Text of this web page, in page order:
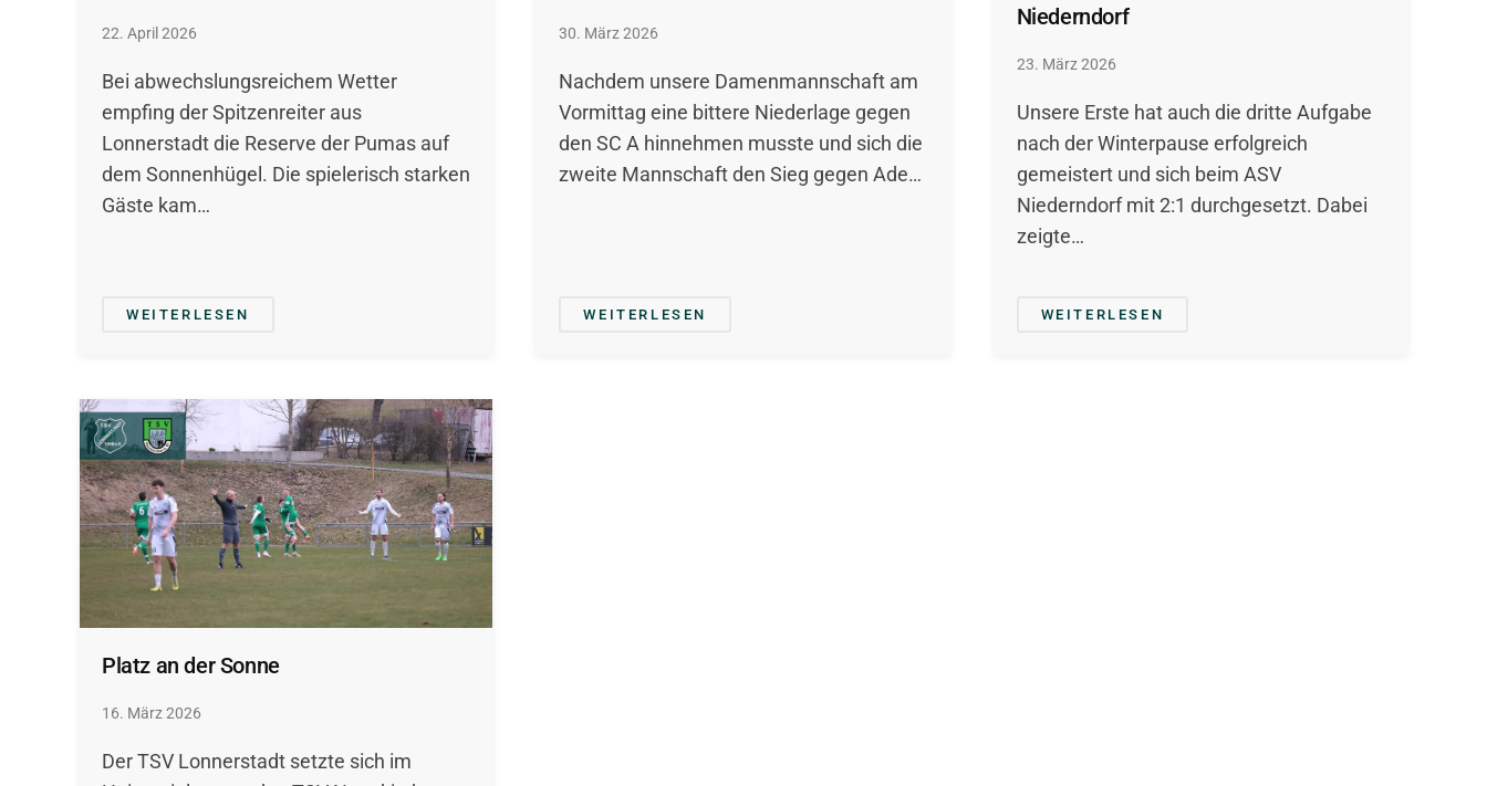
22. April 2026
Bei abwechslungsreichem Wetter
empfing der Spitzenreiter aus
Lonnerstadt die Reserve der Pumas auf
dem Sonnenhügel. Die spielerisch starken
Gäste kam…
WEITERLESEN
30. März 2026
Nachdem unsere Damenmannschaft am
Vormittag eine bittere Niederlage gegen
den SC A hinnehmen musste und sich die
zweite Mannschaft den Sieg gegen Ade…
WEITERLESEN
Niederndorf
23. März 2026
Unsere Erste hat auch die dritte Aufgabe
nach der Winterpause erfolgreich
gemeistert und sich beim ASV
Niederndorf mit 2:1 durchgesetzt. Dabei
zeigte…
WEITERLESEN
Platz an der Sonne
16. März 2026
Der TSV Lonnerstadt setzte sich im